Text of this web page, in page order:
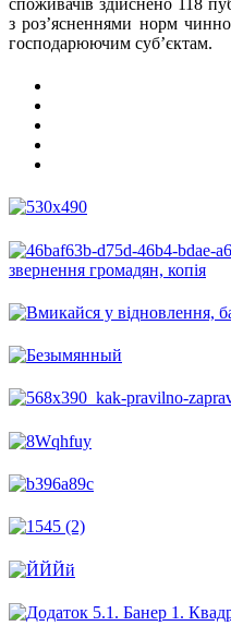
з роз’ясненнями норм
господарюючим суб’єктам.